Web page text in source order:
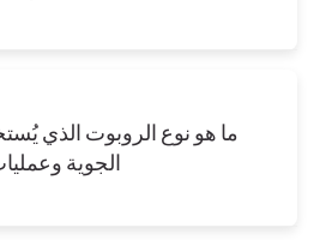
ما هو نوع الروبوت الذي
الجوية